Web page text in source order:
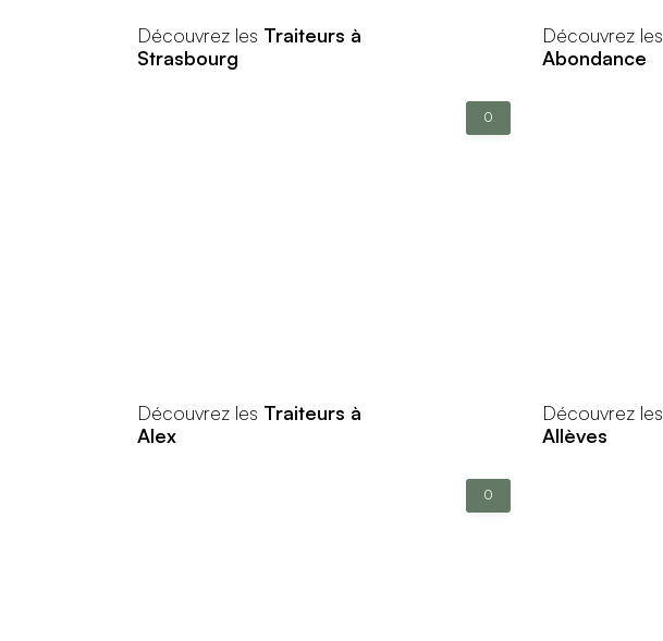
Découvrez les Traiteurs à
Strasbourg
Découvrez les
Abondance
0
Découvrez les Traiteurs à
Alex
Découvrez les
Allèves
0